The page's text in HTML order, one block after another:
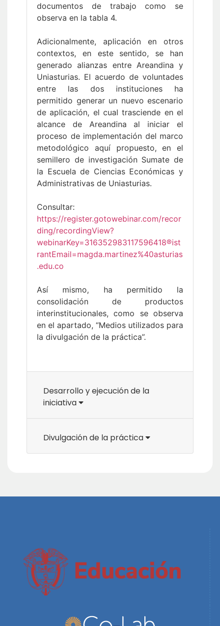
documentos de trabajo como se
observa en la tabla 4.
Adicionalmente, aplicación en otros
contextos, en este sentido, se han
generado alianzas entre Areandina y
Uniasturias. El acuerdo de voluntades
entre las dos instituciones ha
permitido generar un nuevo escenario
de aplicación, el cual trasciende en el
alcance de Areandina al iniciar el
proceso de implementación del marco
metodológico aquí propuesto, en el
semillero de investigación Sumate de
la Escuela de Ciencias Económicas y
Administrativas de Uniasturias.
Consultar:
https://register.gotowebinar.com/recor
ding/recordingView?
webinarKey=316352983117596418®ist
rantEmail=magda.martinez%40asturias
.edu.co
Así mismo, ha permitido la
consolidación de productos
interinstitucionales, como se observa
en el apartado, “Medios utilizados para
la divulgación de la práctica”.
Desarrollo y ejecución de la
iniciativa
Divulgación de la práctica